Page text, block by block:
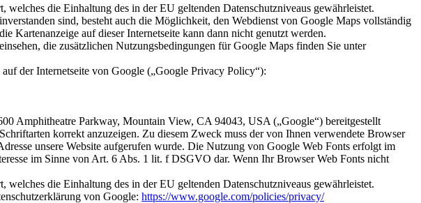
die Einhaltung des in der EU geltenden Datenschutzniveaus gewährleistet.
sind, besteht auch die Möglichkeit, den Webdienst von Google Maps vollständig
Kartenanzeige auf dieser Internetseite kann dann nicht genutzt werden.
einsehen, die zusätzlichen Nutzungsbedingungen für Google Maps finden Sie unter
der Internetseite von Google („Google Privacy Policy“):
Amphitheatre Parkway, Mountain View, CA 94043, USA („Google“) bereitgestellt
korrekt anzuzeigen. Zu diesem Zweck muss der von Ihnen verwendete Browser
unsere Website aufgerufen wurde. Die Nutzung von Google Web Fonts erfolgt im
im Sinne von Art. 6 Abs. 1 lit. f DSGVO dar. Wenn Ihr Browser Web Fonts nicht
die Einhaltung des in der EU geltenden Datenschutzniveaus gewährleistet.
von Google: https://www.google.com/policies/privacy/